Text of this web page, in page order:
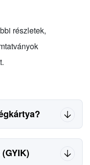
részletek,